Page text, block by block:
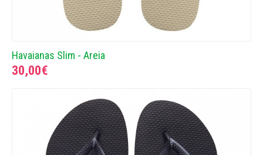
Havaianas Slim - Areia
30,00€